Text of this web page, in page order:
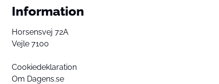
Information
Horsensvej 72A
Vejle 7100
Cookiedeklaration
Om Dagens.se